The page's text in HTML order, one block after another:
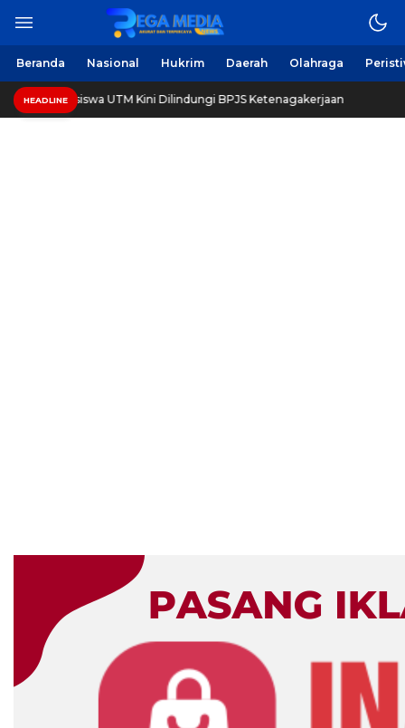
Regamedianews.com
Berita Harian Online
Beranda Nasional Hukrim Daerah Olahraga
HEADLINE
Mahasiswa UTM Kini Dilindungi BPJS Ketenagakerjaan